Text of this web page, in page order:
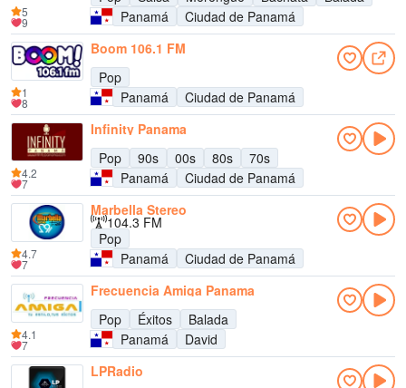
Panamá
Ciudad de Panamá
5
9
Boom 106.1 FM
Pop
Panamá
Ciudad de Panamá
1
8
Infinity Panama
Pop
90s 00s 80s
70s
Panamá
Ciudad de Panamá
4.2
7
Marbella Stereo
104.3 FM
Pop
Panamá
Ciudad de Panamá
4.7
7
Frecuencia Amiga Panama
Pop
Éxitos
Balada
Panamá
David
4.1
7
LPRadio